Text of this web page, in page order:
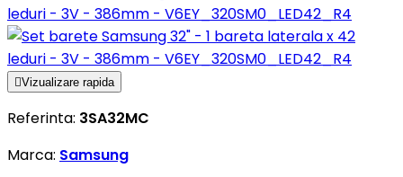
Vizualizare rapida
Referinta: 3SA32MC
Marca: Samsung